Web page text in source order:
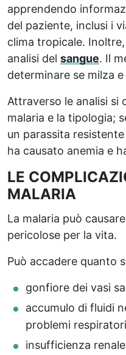
apprendendo
del paziente, inclusi i
clima tropicale.
analisi del sangue. Il
determinare se milza
Attraverso le analisi si
malaria e la tipologia;
un parassita
ha causato anemia e
LE
MALARIA
La malaria può
pericolose per la vita.
Può accadere quanto
gonfiore dei vasi
accumulo di fluidi
problemi
insufficienza